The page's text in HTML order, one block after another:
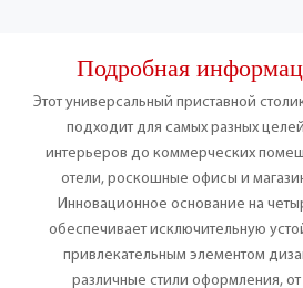
Подробная
Этот универсальный приставной
подходит для самых разных
интерьеров до коммерческих
отели, роскошные офисы и
Инновационное основание на
обеспечивает исключительную
привлекательным элементом
различные стили оформления,